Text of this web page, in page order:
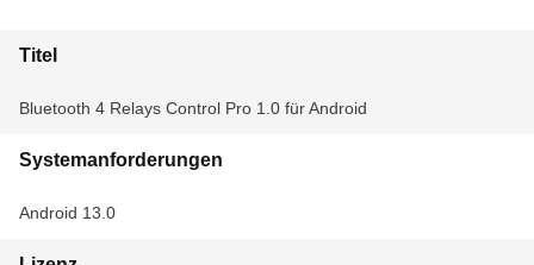
Titel
Bluetooth 4 Relays Control Pro 1.0 für Android
Systemanforderungen
Android 13.0